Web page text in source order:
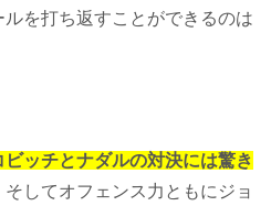
を打ち返すことができるのは
ッチとナダルの対決には驚き
してオフェンス力ともにジョ